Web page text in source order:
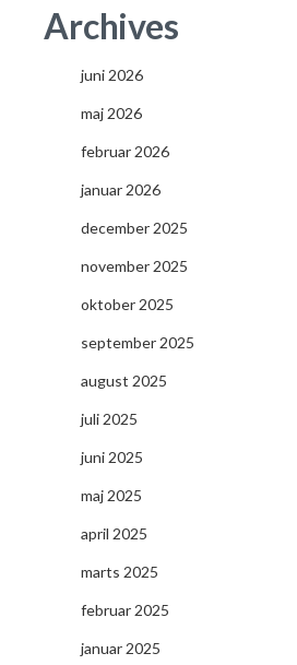
Archives
juni 2026
maj 2026
februar 2026
januar 2026
december 2025
november 2025
oktober 2025
september 2025
august 2025
juli 2025
juni 2025
maj 2025
april 2025
marts 2025
februar 2025
januar 2025